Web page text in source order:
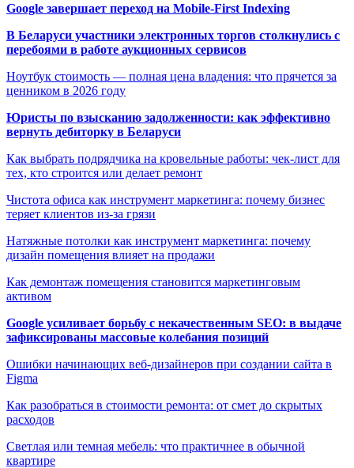
Google завершает переход на Mobile-First Indexing
В Беларуси участники электронных торгов столкнулись с
перебоями в работе аукционных сервисов
Ноутбук стоимость — полная цена владения: что прячется за
ценником в 2026 году
Юристы по взысканию задолженности: как эффективно
вернуть дебиторку в Беларуси
Как выбрать подрядчика на кровельные работы: чек-лист для
тех, кто строится или делает ремонт
Чистота офиса как инструмент маркетинга: почему бизнес
теряет клиентов из-за грязи
Натяжные потолки как инструмент маркетинга: почему
дизайн помещения влияет на продажи
Как демонтаж помещения становится маркетинговым
активом
Google усиливает борьбу с некачественным SEO: в выдаче
зафиксированы массовые колебания позиций
Ошибки начинающих веб-дизайнеров при создании сайта в
Figma
Как разобраться в стоимости ремонта: от смет до скрытых
расходов
Светлая или темная мебель: что практичнее в обычной
квартире